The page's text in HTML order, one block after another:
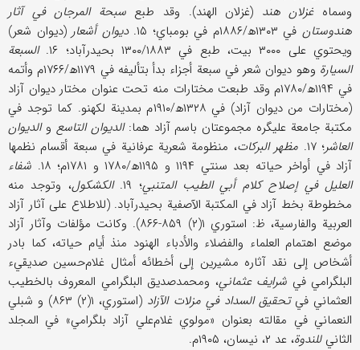
وسماهغزلان هند (غزلان الهند). وقد طبعسبحة المرجان في آثار
هندوستانفي ۱۳۰۳ھ/۱۸۸۶م في بومباي؛ ۱۵. دیوان أشعار(دیوان شعر)
ویحتوي علی ۳۰۰۰ بیت، طبع في ۱۳۰۰/۱۸۸۳ بحیدرآباد؛ ۱۶.
السبعة
السیارة
وهو دیوان شعر في سبعة أجزاء بدأ بتألیفه في ۱۱۷۹ھ/۱۷۶۶م وأتمه
في ۱۱۹۴ھ/۱۷۸۰م وقد طبعت مختارات منه تحت عنوان مختار دیوان آزاد
(مختارات من دیوان آزاد) في ۱۳۲۸ھ/۱۹۱۰م بمدینة لکهنو. کما توجد في
مکتبة جامعة علیگره مجموعتان باسم آزاد هما:الدیوان التاسع والدیوان
العاشر؛ ۱۷. مظهر البرکات، منظومة شعریة عرفانیة في سبعة أقسام نظمها
آزاد في أواخر حیاته بعد سنتي ۱۱۹۴ و ۱۱۹۵ھ/۱۷۸۰ و ۱۷۸۱م؛ ۱۸.
شفاء
العلیل في إصلاح کلام أبي الطیب المتنبي؛ ۱۹. الکشکول، وتوجد منه
مخطوطة بخط آزاد في المکتبة الآصفیة بحیدرآباد. (للاطلاع علی آثار آزاد
العربیة والفارسیة، ظ: استوري ۱(۲) ۸۵۹-۸۶۶). وکانت مؤلفات وآثار آزاد
موضع اهتمام العلماء والفضلاء والأدباء الهنود منذ أیام حیاته، کما بادر
أشخاص إلی نقد آثاره مشیرین إلی أخطائه أمثال غلام‌حسین صدیقيء
البلگرامي في شرایف عثماني، ومحمدصدیق البلگرامي المعروف بالخطیب
العثماني فيتحقیق السداد في مزلات الآزاد
(استوري، ۱(۲) ۸۶۳) و شبلي
النعماني في مقالته بعنوان «مولوي غلام‌علي آزاد بلگرامي» في المجلد
الثانيللندوة، عد ۲، نیسان، ۱۹۰۵م.